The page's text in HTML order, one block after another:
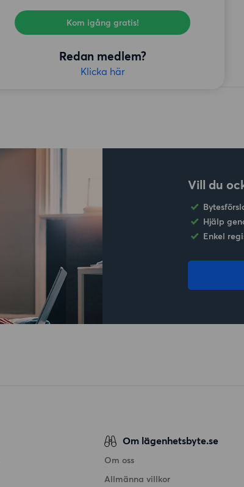
Kom igång gratis!
Redan medlem?
Klicka här
Vill du
Hjälp
Enkel
Om lägenhetsbyte.se
Om oss
Allmänna villkor